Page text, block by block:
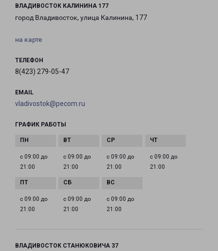
ВЛАДИВОСТОК КАЛИНИНА 177
город Владивосток, улица Калинина, 177
на карте
ТЕЛЕФОН
8(423) 279-05-47
EMAIL
vladivostok@pecom.ru
ГРАФИК РАБОТЫ
с 09:00 до
21:00
с 09:00 до
21:00
с 09:00 до
21:00
с 09:00 до
21:00
с 09:00 до
21:00
с 09:00 до
21:00
с 09:00 до
21:00
ВЛАДИВОСТОК СТАНЮКОВИЧА 37